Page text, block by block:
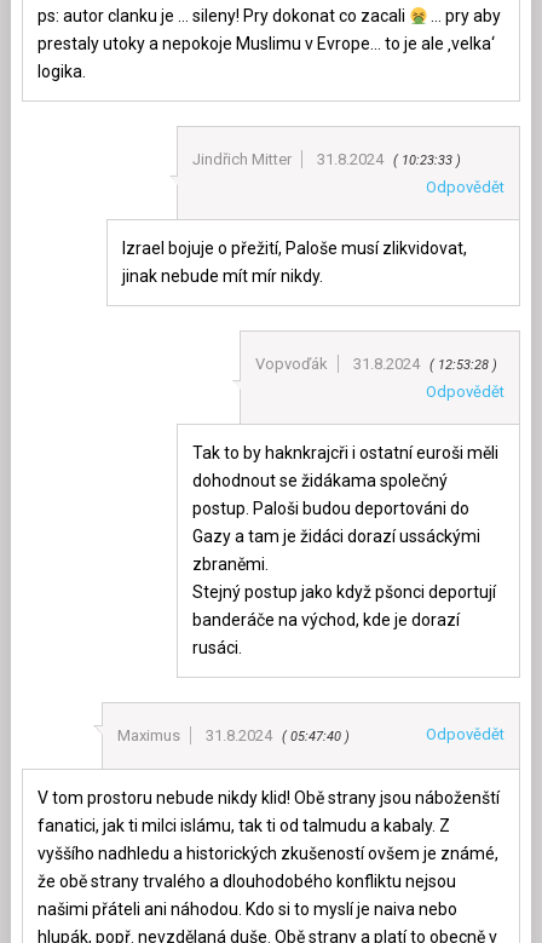
ps: autor clanku je … sileny! Pry dokonat co zacali
… pry aby
prestaly utoky a nepokoje Muslimu v Evrope… to je ale ‚velka‘
logika.
Jindřich Mitter 31.8.2024 10:23:33
Odpovědět
Izrael bojuje o přežití, Paloše musí zlikvidovat,
jinak nebude mít mír nikdy.
Vopvoďák 31.8.2024 12:53:28
Odpovědět
Tak to by haknkrajcři i ostatní euroši měli
dohodnout se židákama společný
postup. Paloši budou deportováni do
Gazy a tam je židáci dorazí ussáckými
zbraněmi.
Stejný postup jako když pšonci deportují
banderáče na východ, kde je dorazí
rusáci.
Maximus 31.8.2024 05:47:40 Odpovědět
V tom prostoru nebude nikdy klid! Obě strany jsou náboženští
fanatici, jak ti milci islámu, tak ti od talmudu a kabaly. Z
vyššího nadhledu a historických zkušeností ovšem je známé,
že obě strany trvalého a dlouhodobého konfliktu nejsou
našimi přáteli ani náhodou. Kdo si to myslí je naiva nebo
hlupák, popř. nevzdělaná duše. Obě strany a platí to obecně v